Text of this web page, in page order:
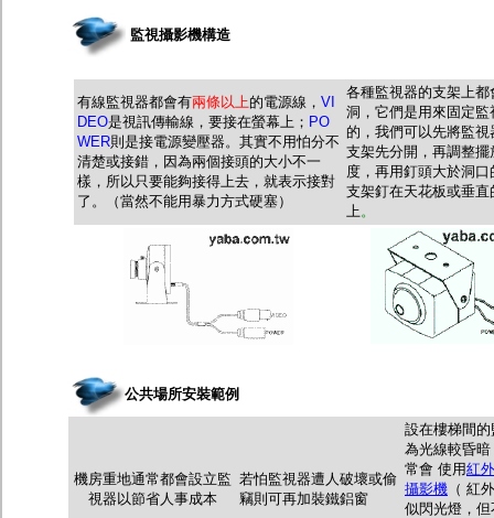
監視攝影機構造
有線監視器都會有兩條以上的電源線， VI
DEO是視訊傳輸線，要接在螢幕上 ； PO
WER則是接電源變壓器。其實不用怕分不
清楚或接錯，因為兩個接頭的大小不一
樣，所以只要能夠接得上去，就表示接對
了。（當然不能用暴力方式硬塞）
各種監視器的支架上都
洞，它們是用來固定監
的，我們可以先將監視
支架先分開，再調整擺
度，再用釘頭大於洞口
支架釘在天花板或垂直
上 。
公共場所安裝範例
機房重地通常都會設立監
視器以節省人事成本
若怕監視器遭人破壞或偷
竊則可再加裝鐵鋁窗
設在樓梯間
為光線較昏
常會 使用紅
攝影機 （ 紅
似閃光燈，但